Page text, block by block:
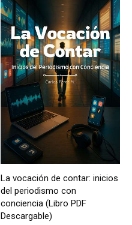
La vocación de contar: inicios
del periodismo con
conciencia (Libro PDF
Descargable)